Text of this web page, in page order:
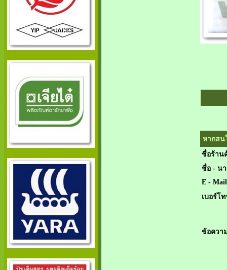
หากสน
ชื่อร้าน
ชื่อ - น
E -
เบอร์โ
ข้อควา